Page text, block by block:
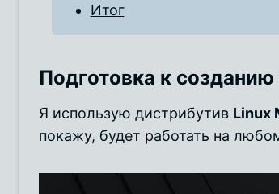
Итог
Подготовка к
Я использую дистрибутив Linux
покажу, будет работать на